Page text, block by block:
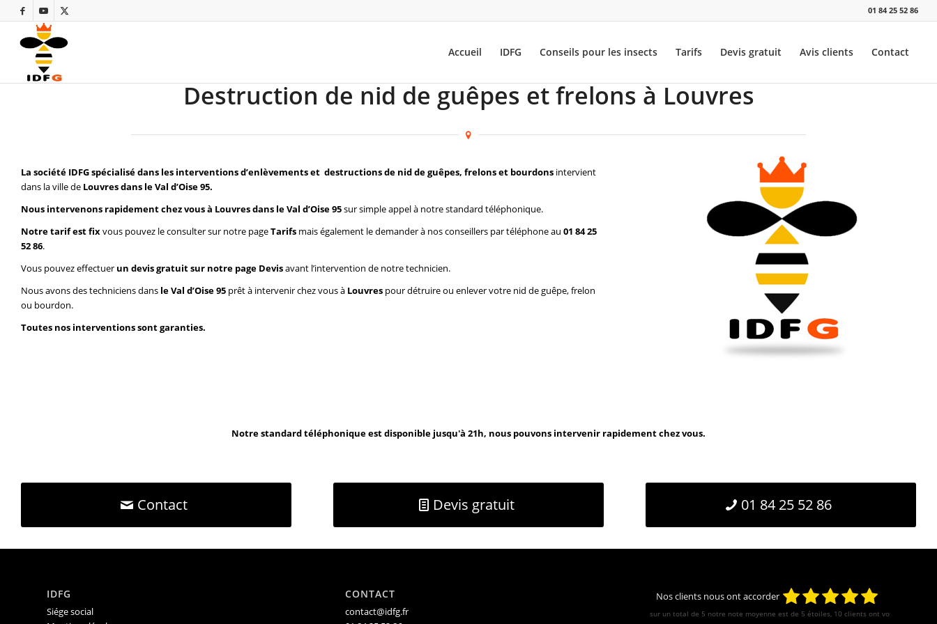
01 84 25 52 86
Accueil IDFG Conseils pour les insects Tarifs Devis gratuit Avis clients Contact
Destruction de nid de guêpes et frelons à Louvres
La société IDFG spécialisé dans les interventions d’enlèvements et destructions de nid de guêpes, frelons et bourdons intervient
dans la ville de Louvres dans le Val d’Oise 95.
Nous intervenons rapidement chez vous à Louvres dans le Val d’Oise 95sur simple appel à notre standard téléphonique.
Notre tarif est fixvous pouvez le consulter sur notre pageTarifs mais également le demander à nos conseillers par téléphone au 01 84 25
52 86.
Vous pouvez effectuer un devis gratuit sur notre page Devisavant l’intervention de notre technicien.
Nous avons des techniciens dans le Val d’Oise 95 prêt à intervenir chez vous à Louvres pour détruire ou enlever votre nid de guêpe, frelon
ou bourdon.
Toutes nos interventions sont garanties.
Notre standard téléphonique est disponible jusqu'à 21h, nous pouvons intervenir rapidement chez vous.
Contact Devis gratuit 01 84 25 52 86
IDFG
Siége social
CONTACT
contact@idfg.fr
Nos clients nous ont accorder
sur un total de 5 notre note moyenne est de 5 étoiles, 10 clients ont votés